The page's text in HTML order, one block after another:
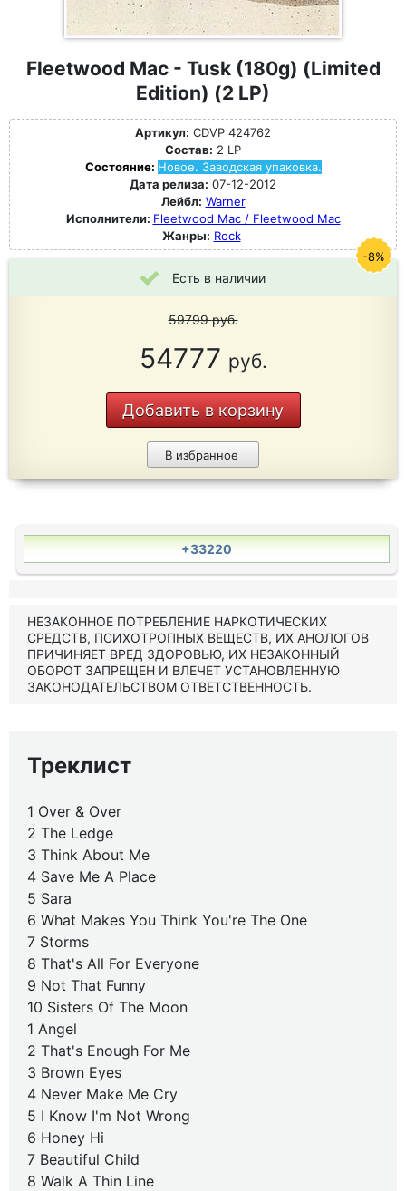
Fleetwood Mac - Tusk (180g) (Limited
Edition) (2 LP)
Артикул: CDVP 424762
Состав: 2 LP
Состояние: Новое. Заводская упаковка.
Дата релиза: 07-12-2012
Лейбл: Warner
Исполнители: Fleetwood Mac / Fleetwood Mac
Жанры: Rock
Есть в наличии
59799руб.
54777 руб.
Добавить в корзину
В избранное
-8%
+33220
НЕЗАКОННОЕ ПОТРЕБЛЕНИЕ НАРКОТИЧЕСКИХ
СРЕДСТВ, ПСИХОТРОПНЫХ ВЕЩЕСТВ, ИХ АНОЛОГОВ
ПРИЧИНЯЕТ ВРЕД ЗДОРОВЬЮ, ИХ НЕЗАКОННЫЙ
ОБОРОТ ЗАПРЕЩЕН И ВЛЕЧЕТ УСТАНОВЛЕННУЮ
ЗАКОНОДАТЕЛЬСТВОМ ОТВЕТСТВЕННОСТЬ.
Треклист
1 Over & Over
2 The Ledge
3 Think About Me
4 Save Me A Place
5 Sara
6 What Makes You Think You're The One
7 Storms
8 That's All For Everyone
9 Not That Funny
10 Sisters Of The Moon
1 Angel
2 That's Enough For Me
3 Brown Eyes
4 Never Make Me Cry
5 I Know I'm Not Wrong
6 Honey Hi
7 Beautiful Child
8 Walk A Thin Line